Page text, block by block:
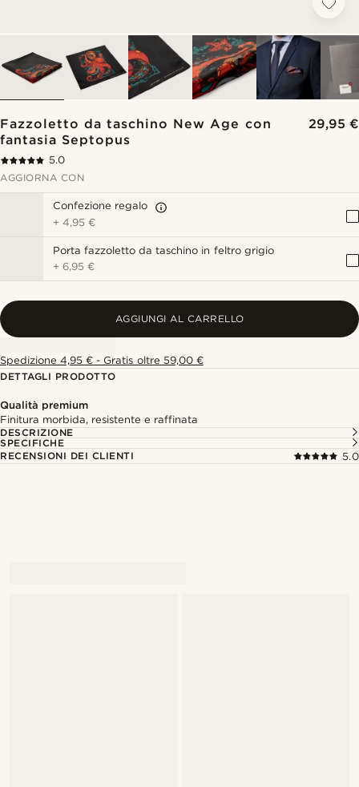
Fazzoletto da taschino New Age con
fantasia Septopus
29,95 €
5.0
AGGIORNA CON
Confezione regalo
+4,95 €
Porta fazzoletto da taschino in feltro grigio
+6,95 €
AGGIUNGI AL CARRELLO
Spedizione 4,95 € - Gratis oltre 59,00 €
DETTAGLI PRODOTTO
Qualità premium
Finitura morbida, resistente e raffinata
DESCRIZIONE
SPECIFICHE
RECENSIONI DEI CLIENTI
5.0